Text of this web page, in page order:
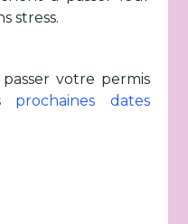
stress.
votre permis
dates